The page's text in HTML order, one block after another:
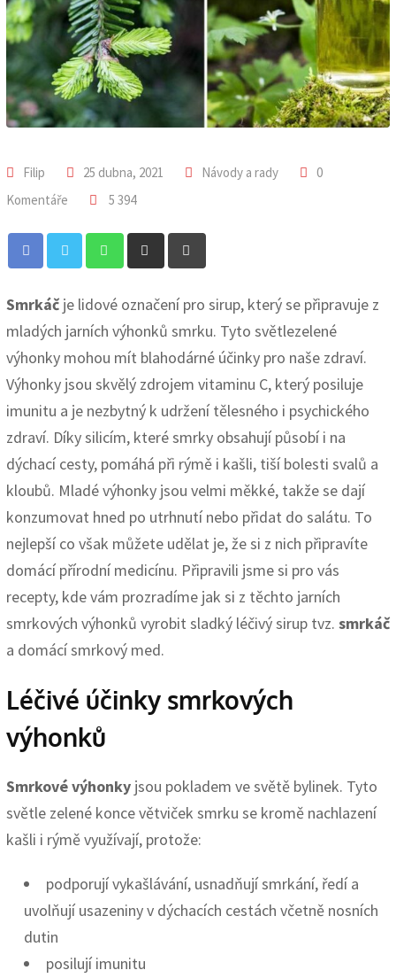
Filip 25 dubna, 2021 Návody a rady
0
Komentáře
5 394
Whatsapp
Share
via
Email
Smrkáč je lidové označení pro sirup, který se připravuje z
mladých jarních výhonků smrku. Tyto světlezelené
výhonky mohou mít blahodárné účinky pro naše zdraví.
Výhonky jsou skvělý zdrojem vitaminu C, který posiluje
imunitu a je nezbytný k udržení tělesného i psychického
zdraví. Díky silicím, které smrky obsahují působí i na
dýchací cesty, pomáhá při rýmě i kašli, tiší bolesti svalů a
kloubů. Mladé výhonky jsou velmi měkké, takže se dají
konzumovat hned po utrhnutí nebo přidat do salátu. To
nejlepší co však můžete udělat je, že si z nich připravíte
domácí přírodní medicínu. Připravili jsme si pro vás
recepty, kde vám prozradíme jak si z těchto jarních
smrkových výhonků vyrobit sladký léčivý sirup tvz. smrkáč
a domácí smrkový med.
Léčivé účinky smrkových
výhonků
Smrkové výhonky jsou pokladem ve světě bylinek. Tyto
světle zelené konce větviček smrku se kromě nachlazení
kašli i rýmě využívají, protože:
podporují vykašlávání, usnadňují smrkání, ředí a
uvolňují usazeniny v dýchacích cestách včetně nosních
dutin
posilují imunitu